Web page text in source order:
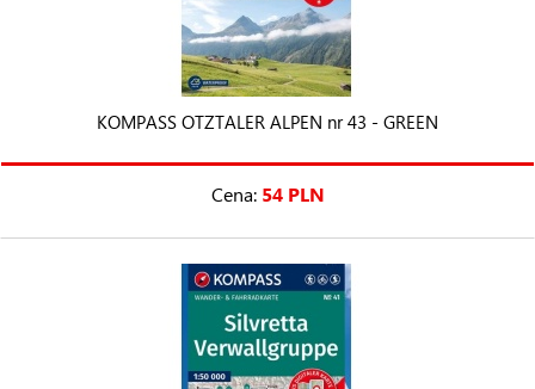
KOMPASS OTZTALER ALPEN nr 43 - GREEN
Cena: 54 PLN